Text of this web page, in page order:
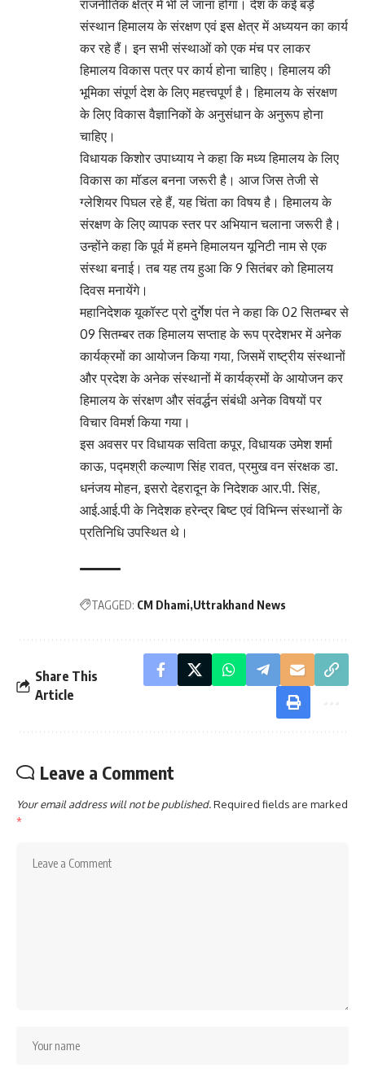
राजनीतिक क्षेत्र में भी ले जाना होगा। देश के कई बड़े
संस्थान हिमालय के संरक्षण एवं इस क्षेत्र में अध्ययन का कार्य
कर रहे हैं। इन सभी संस्थाओं को एक मंच पर लाकर
हिमालय विकास पत्र पर कार्य होना चाहिए। हिमालय की
भूमिका संपूर्ण देश के लिए महत्त्वपूर्ण है। हिमालय के संरक्षण
के लिए विकास वैज्ञानिकों के अनुसंधान के अनुरूप होना
चाहिए।
विधायक किशोर उपाध्याय ने कहा कि मध्य हिमालय के लिए
विकास का मॉडल बनना जरूरी है। आज जिस तेजी से
ग्लेशियर पिघल रहे हैं, यह चिंता का विषय है। हिमालय के
संरक्षण के लिए व्यापक स्तर पर अभियान चलाना जरूरी है।
उन्होंने कहा कि पूर्व में हमने हिमालयन यूनिटी नाम से एक
संस्था बनाई। तब यह तय हुआ कि 9 सितंबर को हिमालय
दिवस मनायेंगे।
महानिदेशक यूकॉस्ट प्रो दुर्गेश पंत ने कहा कि 02 सितम्बर से
09 सितम्बर तक हिमालय सप्ताह के रूप प्रदेशभर में अनेक
कार्यक्रमों का आयोजन किया गया, जिसमें राष्ट्रीय संस्थानों
और प्रदेश के अनेक संस्थानों में कार्यक्रमों के आयोजन कर
हिमालय के संरक्षण और संवर्द्धन संबंधी अनेक विषयों पर
विचार विमर्श किया गया।
इस अवसर पर विधायक सविता कपूर, विधायक उमेश शर्मा
काऊ, पद्मश्री कल्याण सिंह रावत, प्रमुख वन संरक्षक डा.
धनंजय मोहन, इसरो देहरादून के निदेशक आर.पी. सिंह,
आई.आई.पी के निदेशक हरेन्द्र बिष्ट एवं विभिन्न संस्थानों के
प्रतिनिधि उपस्थित थे।
TAGGED: CM Dhami Uttrakhand News
Share This
Article
Leave a Comment
Your email address will not be published.Required fields are marked
*